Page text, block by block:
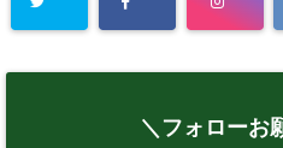
＼フォローお